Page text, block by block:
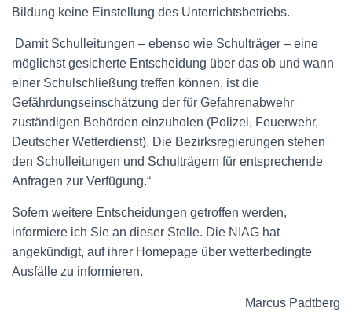
Bildung keine Einstellung des Unterrichtsbetriebs.
Damit Schulleitungen – ebenso wie Schulträger – eine
möglichst gesicherte Entscheidung über das ob und wann
einer Schulschließung treffen können, ist die
Gefährdungseinschätzung der für Gefahrenabwehr
zuständigen Behörden einzuholen (Polizei, Feuerwehr,
Deutscher Wetterdienst). Die Bezirksregierungen stehen
den Schulleitungen und Schulträgern für entsprechende
Anfragen zur Verfügung.“
Sofern weitere Entscheidungen getroffen werden,
informiere ich Sie an dieser Stelle. Die NIAG hat
angekündigt, auf ihrer Homepage über wetterbedingte
Ausfälle zu informieren.
Marcus Padtberg